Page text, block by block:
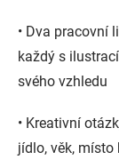
• Dva pracovní
každý s
svého vzhledu
• Kreativní
jídlo, věk,